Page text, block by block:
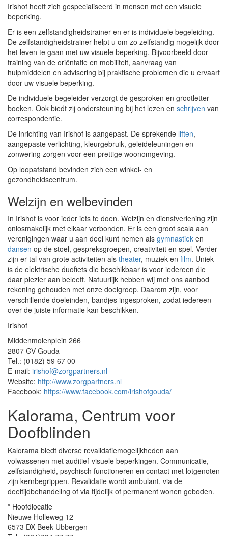
Irishof heeft zich gespecialiseerd in mensen met een visuele
beperking.
Er is een zelfstandigheidstrainer en er is individuele begeleiding.
De zelfstandigheidstrainer helpt u om zo zelfstandig mogelijk door
het leven te gaan met uw visuele beperking. Bijvoorbeeld door
training van de oriëntatie en mobiliteit, aanvraag van
hulpmiddelen en advisering bij praktische problemen die u ervaart
door uw visuele beperking.
De individuele begeleider verzorgt de gesproken en grootletter
boeken. Ook biedt zij ondersteuning bij het lezen en schrijven van
correspondentie.
De inrichting van Irishof is aangepast. De sprekende liften,
aangepaste verlichting, kleurgebruik, geleideleuningen en
zonwering zorgen voor een prettige woonomgeving.
Op loopafstand bevinden zich een winkel- en
gezondheidscentrum.
Welzijn en welbevinden
In Irishof is voor ieder iets te doen. Welzijn en dienstverlening zijn
onlosmakelijk met elkaar verbonden. Er is een groot scala aan
verenigingen waar u aan deel kunt nemen als gymnastiek en
dansen op de stoel, gespreksgroepen, creativiteit en spel. Verder
zijn er tal van grote activiteiten als theater, muziek en film. Uniek
is de elektrische duofiets die beschikbaar is voor iedereen die
daar plezier aan beleeft. Natuurlijk hebben wij met ons aanbod
rekening gehouden met onze doelgroep. Daarom zijn, voor
verschillende doeleinden, bandjes ingesproken, zodat iedereen
over de juiste informatie kan beschikken.
Irishof
Middenmolenplein 266
2807 GV Gouda
Tel.: (0182) 59 67 00
E-mail: irishof@zorgpartners.nl
Website: http://www.zorgpartners.nl
Facebook: https://www.facebook.com/irishofgouda/
Kalorama, Centrum voor
Doofblinden
Kalorama biedt diverse revalidatiemogelijkheden aan
volwassenen met auditief-visuele beperkingen. Communicatie,
zelfstandigheid, psychisch functioneren en contact met lotgenoten
zijn kernbegrippen. Revalidatie wordt ambulant, via de
deeltijdbehandeling of via tijdelijk of permanent wonen geboden.
* Hoofdlocatie
Nieuwe Holleweg 12
6573 DX Beek-Ubbergen